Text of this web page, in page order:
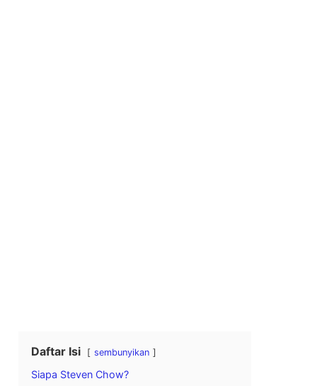
Daftar Isi sembunyikan
Siapa Steven Chow?